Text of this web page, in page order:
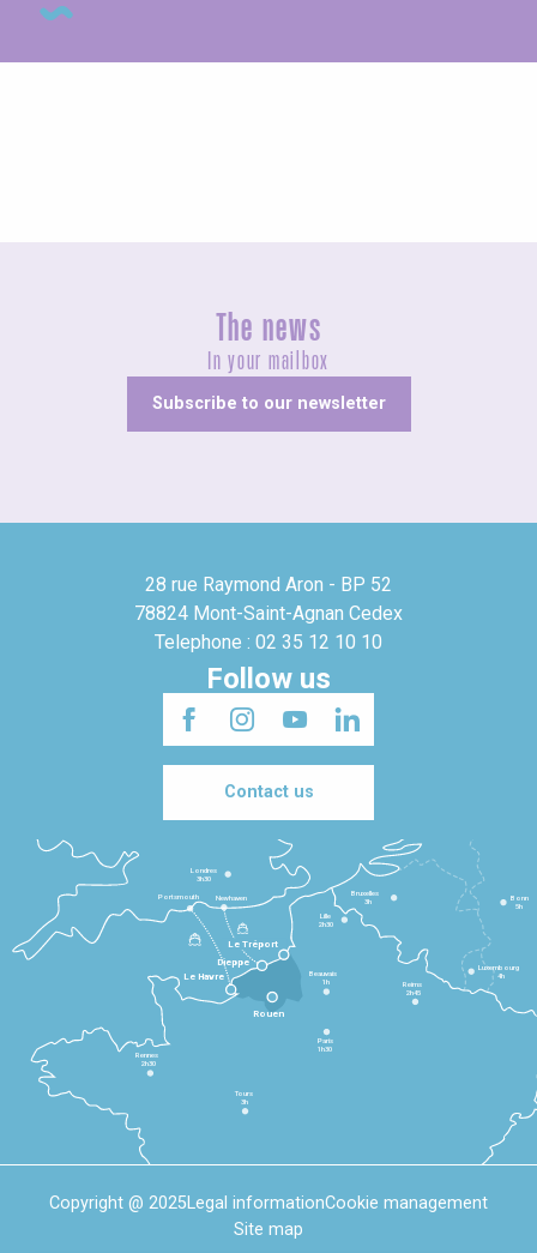
The news
In your mailbox
Subscribe to our newsletter
28 rue Raymond Aron - BP 52
78824 Mont-Saint-Agnan Cedex
Telephone : 02 35 12 10 10
Follow us
Contact us
Le Havre
Dieppe
Le Tréport
Rennes
2h30
Tours
3h
Paris
1h30
Beauvais
1h
Reims
2h45
Lille
2h30
Bruxelles
3h
Londres
3h30
Newhaven
Portsmouth
Bonn
5h
Luxembourg
4h
Rouen
Copyright @ 2025Legal informationCookie management
Site map